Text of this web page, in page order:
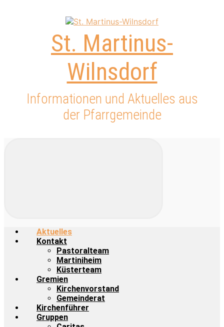
St. Martinus-
Wilnsdorf
Informationen und Aktuelles aus
der Pfarrgemeinde
Aktuelles
Kontakt
Pastoralteam
Martiniheim
Küsterteam
Gremien
Kirchenvorstand
Gemeinderat
Kirchenführer
Gruppen